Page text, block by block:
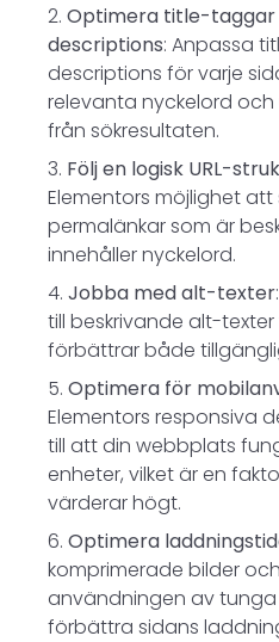
Optimera title-
descriptions: Anpassa
descriptions för varje
relevanta nyckelord och
från sökresultaten.
Följ en logisk URL-
Elementors möjlighet att
permalänkar som är
innehåller nyckelord.
Jobba med alt-texter
till beskrivande alt-
förbättrar både
Optimera för
Elementors responsiva
till att din webbplats
enheter, vilket är en
värderar högt.
Optimera
komprimerade bilder
användningen av
förbättra sidans